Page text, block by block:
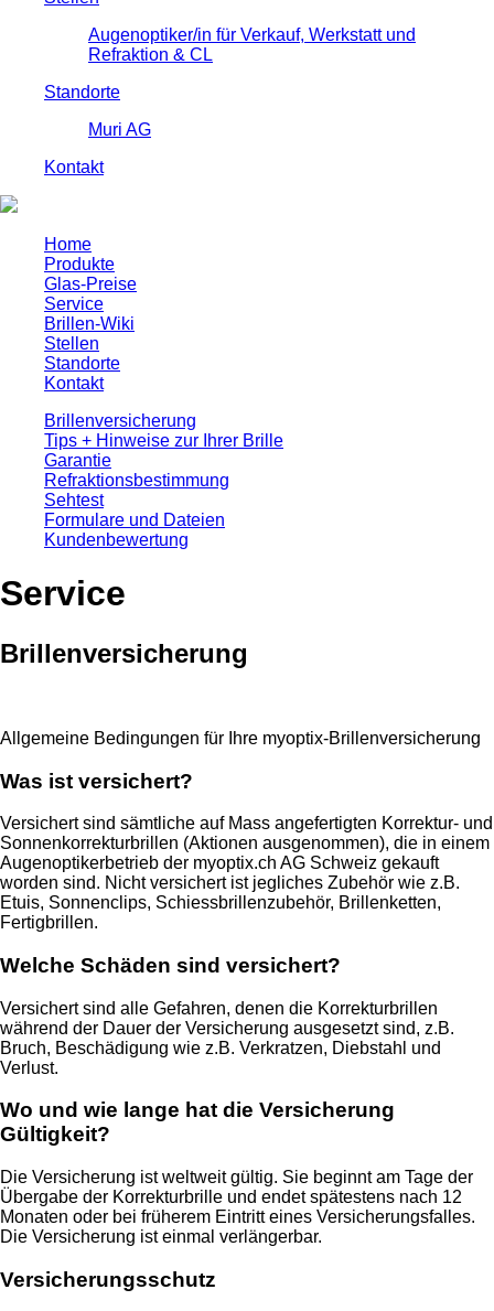
Augenoptiker/in für Verkauf, Werkstatt und
Refraktion & CL
Standorte
Muri AG
Kontakt
Home
Produkte
Glas-Preise
Service
Brillen-Wiki
Stellen
Standorte
Kontakt
Brillenversicherung
Tips + Hinweise zur Ihrer Brille
Garantie
Refraktionsbestimmung
Sehtest
Formulare und Dateien
Kundenbewertung
Service
Brillenversicherung
Allgemeine Bedingungen für Ihre myoptix-Brillenversicherung
Was ist versichert?
Versichert sind sämtliche auf Mass angefertigten Korrektur- und
Sonnenkorrekturbrillen (Aktionen ausgenommen), die in einem
Augenoptikerbetrieb der myoptix.ch AG Schweiz gekauft
worden sind. Nicht versichert ist jegliches Zubehör wie z.B.
Etuis, Sonnenclips, Schiessbrillenzubehör, Brillenketten,
Fertigbrillen.
Welche Schäden sind versichert?
Versichert sind alle Gefahren, denen die Korrekturbrillen
während der Dauer der Versicherung ausgesetzt sind, z.B.
Bruch, Beschädigung wie z.B. Verkratzen, Diebstahl und
Verlust.
Wo und wie lange hat die Versicherung
Gültigkeit?
Die Versicherung ist weltweit gültig. Sie beginnt am Tage der
Übergabe der Korrekturbrille und endet spätestens nach 12
Monaten oder bei früherem Eintritt eines Versicherungsfalles.
Die Versicherung ist einmal verlängerbar.
Versicherungsschutz